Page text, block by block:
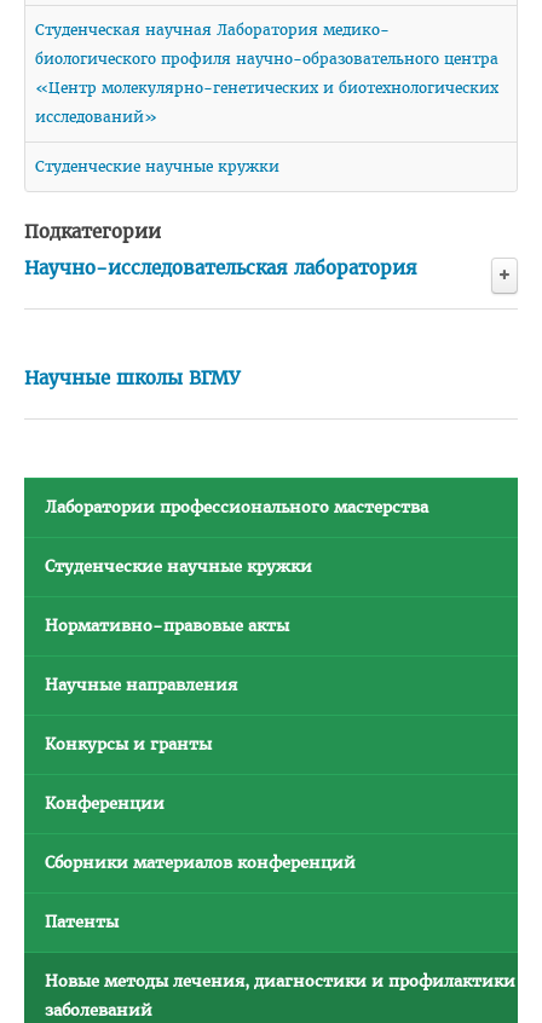
Студенческий городок
Студенческий совет ВГМУ
Студенческий совет по качеству образования
Каталог учебных дисциплин
Комиссия по снижению оплаты, переводу на бюджет
Нормативные документы
ВЫПУСКНИКУ
Объявления
Планы и программы интернатуры
Текущая аттестация
Школа врача-интерна, провизора-интерна
Клиническая ординатура
Контрольные цифры приема
Перечень документов для приема в клиническую
Порядок приема для граждан Республики Беларусь
Студенческая научная Лаборатория медико-
биологического профиля научно-образовательного центра
«Центр молекулярно-генетических и биотехнологических
исследований»
Студенческие научные кружки
Подкатегории
Научно-исследовательская лаборатория
Конкурсы и гранты
Научные школы ВГМУ
Лаборатории профессионального мастерства
Студенческие научные кружки
Нормативно-правовые акты
Научные направления
Конкурсы и гранты
Конференции
Сборники материалов конференций
Патенты
Новые методы лечения, диагностики и профилактики
заболеваний